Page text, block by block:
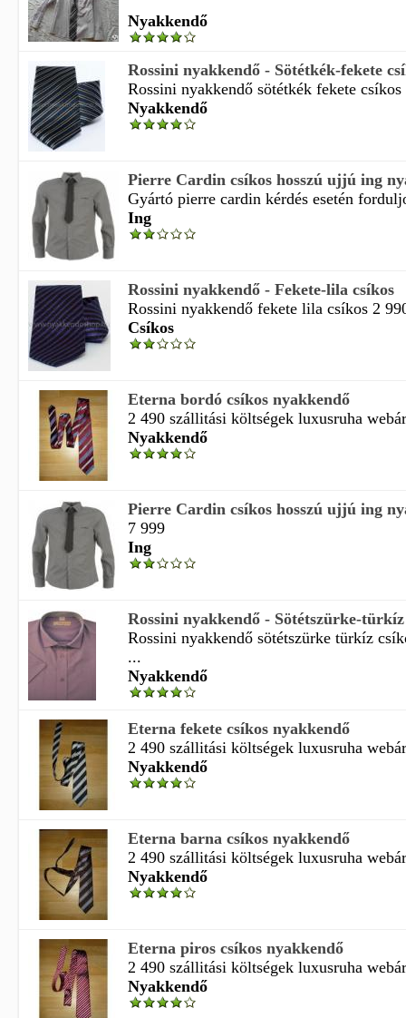
Nyakkendő
Rossini nyakkendő - Sötétkék-fekete
Rossini nyakkendő sötétkék fekete
Nyakkendő
Pierre Cardin csíkos hosszú ujjú ing
Gyártó pierre cardin kérdés esetén
Ing
Rossini nyakkendő - Fekete-lila csíkos
Rossini nyakkendő fekete lila csíkos 2
Csíkos
Eterna bordó csíkos nyakkendő
2 490 szállitási költségek luxusruha
Nyakkendő
Pierre Cardin csíkos hosszú ujjú ing
7 999
Ing
Rossini nyakkendő - Sötétszürke-türkíz
Rossini nyakkendő sötétszürke türkíz
...
Nyakkendő
Eterna fekete csíkos nyakkendő
2 490 szállitási költségek luxusruha
Nyakkendő
Eterna barna csíkos nyakkendő
2 490 szállitási költségek luxusruha
Nyakkendő
Eterna piros csíkos nyakkendő
2 490 szállitási költségek luxusruha
Nyakkendő